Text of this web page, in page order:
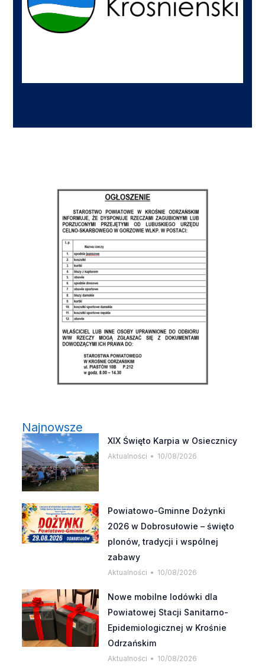
Najnowsze
XIX Święto Karpia w Osiecznicy
Aktualności 10/08/2026
Powiatowo-Gminne Dożynki
2026 w Dobrosułowie – święto
plonów, tradycji i wspólnej
zabawy
Aktualności 10/08/2026
Nowe mobilne lodówki dla
Powiatowej Stacji Sanitarno-
Epidemiologicznej w Krośnie
Odrzańskim
Aktualności 10/08/2026